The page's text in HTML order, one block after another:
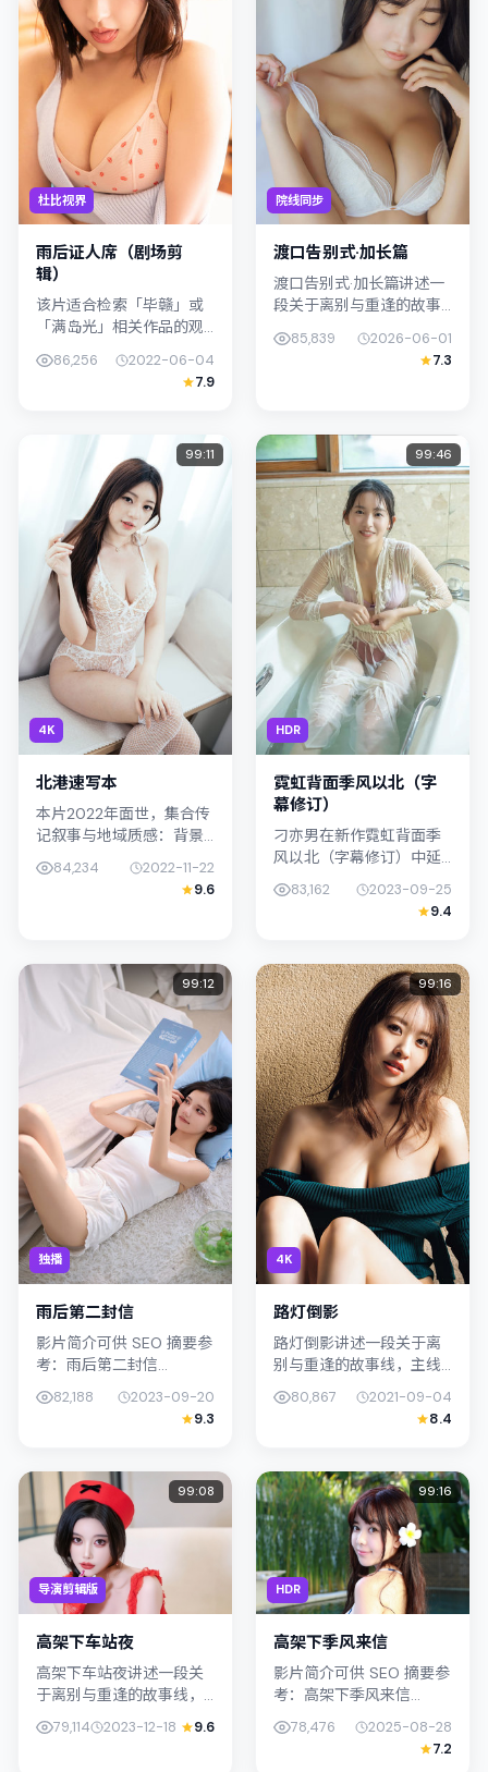
杜比视界
雨后证人席（剧场剪
辑）
该片适合检索「毕赣」或
「满岛光」相关作品的观
辑）在2022年发行，类型
上归入科幻，叙事焦点落
86,256
2022-06-04
7.9
院线同步
渡口告别式·加长篇
渡口告别式·加长篇讲述一
段关于离别与重逢的故事
影片由奉俊昊掌舵，古天
乐、梁朝伟联合出演；外
85,839
2026-06-01
7.3
4K
99:11
北港速写本
本片2022年面世，集合传
记叙事与地域质感：背景
设定与日本（大阪）的文
化肌理相呼应。导演青山
真治善用光影与声场塑造
84,234
2022-11-22
9.6
HDR
99:46
霓虹背面季风以北（字
幕修订）
刁亦男在新作霓虹背面季
风以北（字幕修订）中延
续其对都市情绪的敏锐捕
捉；故事扎根于泰国（曼
谷）的日常空间，类型定
孙艺珍以克制...
83,162
2023-09-25
9.4
独播
99:12
雨后第二封信
影片简介可供 SEO 摘要参
考：雨后第二封信
（2023）由钟孟宏执导，
主演满岛光；影片定位剧
情，叙事锚定韩国（首
运，镜头克...
82,188
2023-09-20
9.3
4K
99:16
路灯倒影
路灯倒影讲述一段关于离
别与重逢的故事线，主线
围绕传记展开。影片由钟
孟宏掌舵，桂纶镁、阿部
宽联合出演；外景与韩国
结合，摄影与...
80,867
2021-09-04
8.4
导演剪辑版
99:08
高架下车站夜
高架下车站夜讲述一段关
于离别与重逢的故事线，
主线围绕动作展开。影片
由李沧东掌舵，桥本爱、
79,114 2023-12-18 9.6
HDR
99:16
高架下季风来信
影片简介可供 SEO 摘要参
考：高架下季风来信
（2025）由庵野秀明执
导，主演胡歌；影片定位
奇幻，叙事锚定中国香港
78,476
2025-08-28
7.2